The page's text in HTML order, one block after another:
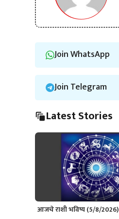
Join WhatsApp
Join Telegram
Latest Stories
आजचे राशी भविष्य (5/8/2026)